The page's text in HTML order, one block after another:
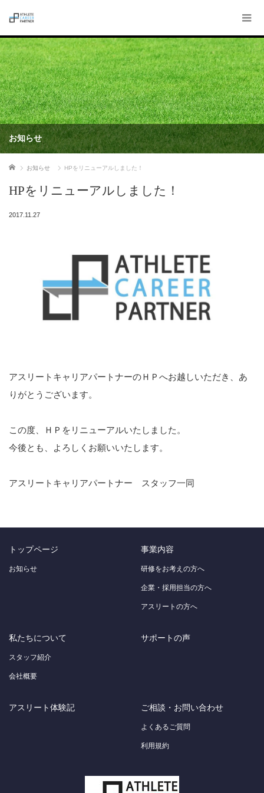
お知らせ
ホーム お知らせ HPをリニューアルしました！
HPをリニューアルしました！
2017.11.27
アスリートキャリアパートナーのＨＰへお越しいただき、あ
りがとうございます。
この度、ＨＰをリニューアルいたしました。
今後とも、よろしくお願いいたします。
アスリートキャリアパートナー スタッフ一同
トップページ
お知らせ
事業内容
研修をお考えの方へ
企業・採用担当の方へ
アスリートの方へ
私たちについて
スタッフ紹介
会社概要
サポートの声
アスリート体験記 ご相談・お問い合わせ
よくあるご質問
利用規約